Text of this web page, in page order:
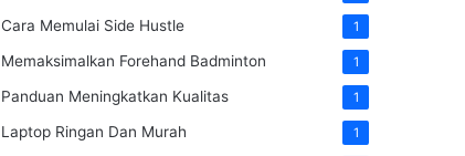
Cara Memulai Side Hustle 1
Memaksimalkan Forehand Badminton 1
Panduan Meningkatkan Kualitas 1
Laptop Ringan Dan Murah 1